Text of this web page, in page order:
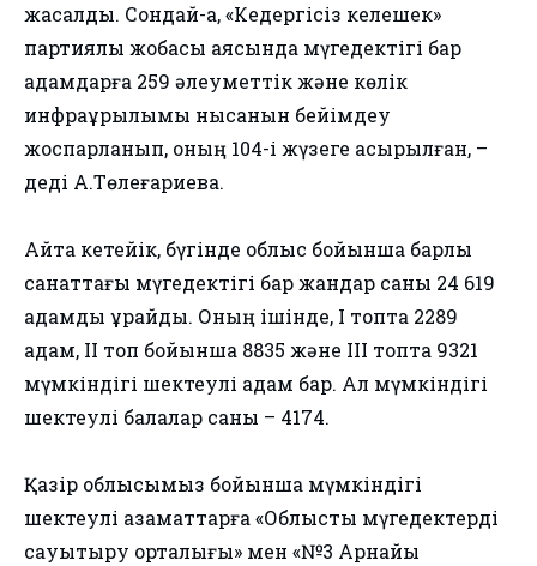
жасалды. Сондай-ақ, «Кедергісіз келешек»
партиялық жобасы аясында мүгедектігі бар
адамдарға 259 әлеуметтік және көлік
инфрақұрылымы нысанын бейімдеу
жоспарланып, оның 104-і жүзеге асырылған, –
деді А.Төлеғариева.
Айта кетейік, бүгінде облыс бойынша барлық
санаттағы мүгедектігі бар жандар саны 24 619
адамды құрайды. Оның ішінде, I топта 2289
адам, II топ бойынша 8835 және III топта 9321
мүмкіндігі шектеулі адам бар. Ал мүмкіндігі
шектеулі балалар саны – 4174.
Қазір облысымыз бойынша мүмкіндігі
шектеулі азаматтарға «Облыстық мүгедектерді
сауықтыру орталығы» мен «№3 Арнайы